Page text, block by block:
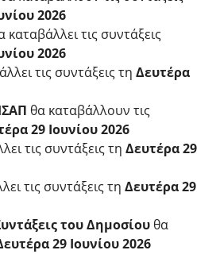
2026
καταβάλλει τις συντάξεις
2026
τις συντάξεις τη Δευτέρα
θα καταβάλλουν τις
29 Ιουνίου 2026
τις συντάξεις τη Δευτέρα 29
τις συντάξεις τη Δευτέρα 29
του Δημοσίου θα
29 Ιουνίου 2026